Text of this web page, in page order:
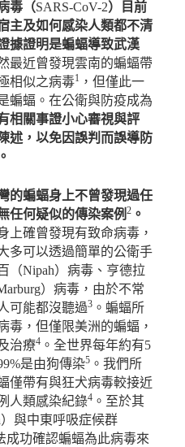
毒（SARS-CoV-2）目前
主及如何感染人類都不清
據證明是蝙蝠導致武漢
最近曾發現雲南的蝙蝠帶
相似之病毒1 ，但僅此一
蝙蝠。在公衛與防疫成為
相關事證小心審視與評
述，以免因誤判而誤導防
的蝙蝠身上不曾發現過任
任何疑似的傳染案例 2 。
上確曾發現有致命病毒，
多可以透過簡單的公衛手
（Nipah）病毒、亨德拉
）病毒，由於不常
可能都沒聽過3 。蝙蝠所
毒，但僅限美洲的蝙蝠，
治療4 。全世界每年約有5
是由狗傳染5 。我們所
僅帶有與狂犬病毒較接近
人類感染紀錄4 。至於其
）與中東呼吸症候群
成功確認蝙蝠為此病毒來